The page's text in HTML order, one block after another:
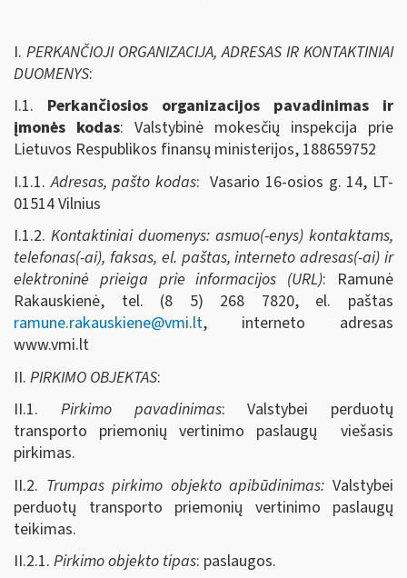
I. PERKANČIOJI ORGANIZACIJA, ADRESAS IR KONTAKTINIAI
DUOMENYS:
I.1. Perkančiosios organizacijos pavadinimas ir
įmonės kodas: Valstybinė mokesčių inspekcija prie
Lietuvos Respublikos finansų ministerijos, 188659752
I.1.1.Adresas, pašto kodas: Vasario 16-osios g. 14, LT-
01514 Vilnius
I.1.2. Kontaktiniai duomenys: asmuo(-enys) kontaktams,
telefonas(-ai), faksas, el. paštas, interneto adresas(-ai) ir
elektroninė prieiga prie informacijos (URL): Ramunė
Rakauskienė, tel. (8 5) 268 7820, el. paštas
ramune.rakauskiene@vmi.lt, interneto adresas
www.vmi.lt
II. PIRKIMO OBJEKTAS:
II.1. Pirkimo pavadinimas: Valstybei perduotų
transporto priemonių vertinimo paslaugų
viešasis
pirkimas.
II.2. Trumpas pirkimo objekto apibūdinimas: Valstybei
perduotų transporto priemonių vertinimo paslaugų
teikimas.
II.2.1. Pirkimo objekto tipas: paslaugos.